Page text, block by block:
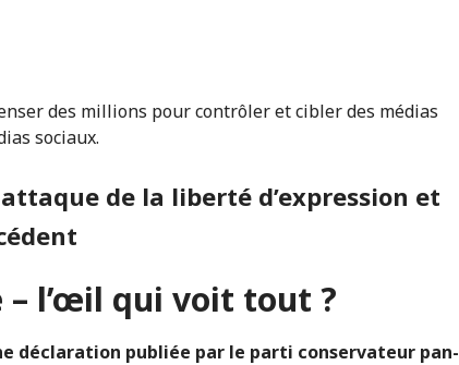
des millions pour contrôler et cibler des médias
sociaux.
de la liberté d’expression et
– l’œil qui voit tout ?
déclaration publiée par le parti conservateur pan-